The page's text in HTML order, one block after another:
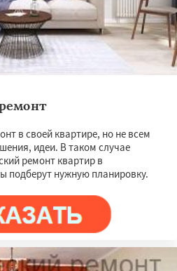
в своей квартире, но не всем
идеи. В таком случае
ремонт квартир в
подберут нужную планировку.